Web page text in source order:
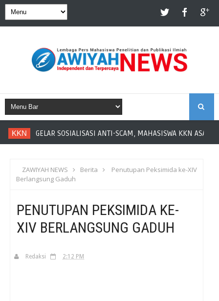
KKN GELAR SOSIALISASI ANTI-SCAM, MAHASISWA KKN ASAH
ZAWIYAH NEWS Berita
Penutupan Peksimida ke-XIV
Berlangsung Gaduh
PENUTUPAN PEKSIMIDA KE-
XIV BERLANGSUNG GADUH
Redaksi 2:12 PM